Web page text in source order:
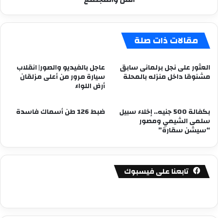
مقالات ذات صلة
العثور على نجل برلمانى سابق
مشنوقا داخل منزله بالمحلة
عاجل بالفيديو والصور| انقلاب
سيارة مرور من أعلى مزلقان
أرض اللواء
بكفالة 500 جنيه.. إخلاء سبيل
سلمى الشيمي ومصور
“سيشن سقارة”
ضبط 126 طن أسماك فاسدة
تابعنا على فيسبوك